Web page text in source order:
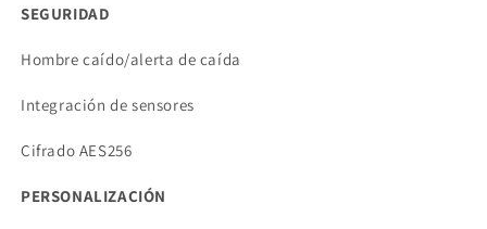
SEGURIDAD
Hombre caído/alerta de caída
Integración de sensores
Cifrado AES256
PERSONALIZACIÓN